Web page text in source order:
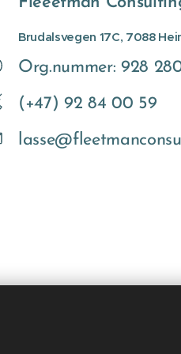
Brudalsvegen 17C, 7088
Org.nummer: 928
(+47) 92 84 00 59